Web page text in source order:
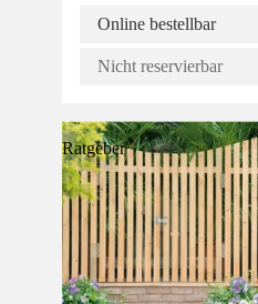
Online bestellbar
Nicht reservierbar
Ratgeber